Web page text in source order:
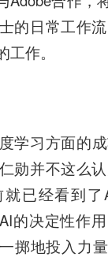
的日常工作
作。
学习方面的
勋并不这么
已经看到
的决定性作
掷地投入力